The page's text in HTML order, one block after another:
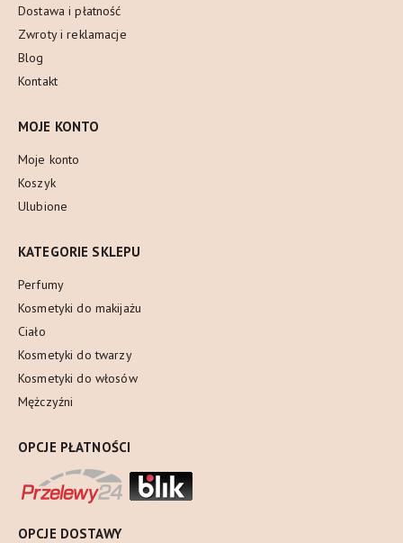
Dostawa i płatność
Zwroty i reklamacje
Blog
Kontakt
MOJE KONTO
Moje konto
Koszyk
Ulubione
KATEGORIE SKLEPU
Perfumy
Kosmetyki do makijażu
Ciało
Kosmetyki do twarzy
Kosmetyki do włosów
Mężczyźni
OPCJE PŁATNOŚCI
OPCJE DOSTAWY